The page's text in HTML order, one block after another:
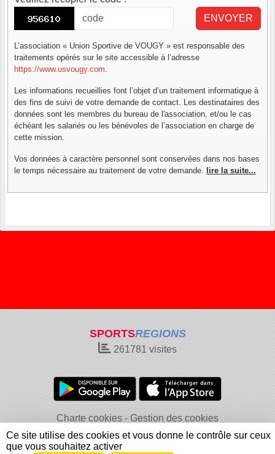
ENVOYER
L’association « Union Sportive de VOUGY » est responsable des
traitements opérés sur le site accessible à l’adresse
https://www.usvougy.com.
Les informations recueillies font l’objet d’un traitement informatique à
des fins de suivi de votre demande de contact. Les destinataires des
données sont les membres du bureau de l'association, et/ou le cas
échéant les salariés ou les bénévoles de l’association en charge de
cette mission.
Vos données à caractère personnel sont conservées dans nos bases
le temps nécessaire au traitement de votre demande.
lire la suite...
SPORTSREGIONS
261781 visites
Charte cookies
Gestion des cookies
Informations légales
Signaler un contenu inapproprié
Ce site utilise des cookies et vous donne le contrôle sur ceux
que vous souhaitez activer